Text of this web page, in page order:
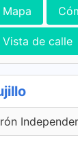
Mapa
Vista de calle